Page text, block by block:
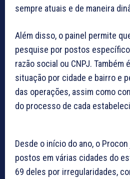
sempre atuais e de maneira
Além disso, o painel permite
pesquise por postos
razão social ou CNPJ. Também
situação por cidade e bairro e
das operações, assim como
do processo de cada
Desde o início do ano, o
postos em várias cidades do
69 deles por irregularidades,